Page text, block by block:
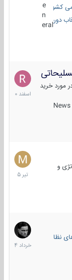
eral
خرید
7
اسفند
1400
و
27
تیر
1405
نظامی خارجی
5
خرداد
1404